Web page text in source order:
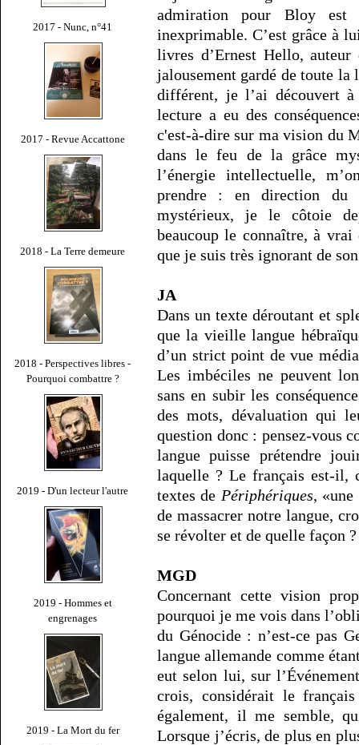
2017 - Nunc, n°41
2017 - Revue Accattone
2018 - La Terre demeure
2018 - Perspectives libres -
Pourquoi combattre ?
2019 - D'un lecteur l'autre
2019 - Hommes et
engrenages
2019 - La Mort du fer
admiration pour Bloy
inexprimable. C’est grâce à
livres d’Ernest Hello,
jalousement gardé de toute
différent, je l’ai découvert
lecture a eu des
c'est-à-dire sur ma vision du
dans le feu de la grâce
l’énergie intellectuelle,
prendre : en direction du
mystérieux, je le côtoie
beaucoup le connaître, à
que je suis très ignorant de
JA
Dans un texte déroutant et
que la vieille langue
d’un strict point de vue
Les imbéciles ne peuvent
sans en subir les
des mots, dévaluation qui
question donc : pensez-vous
langue puisse prétendre
laquelle ? Le français est-il,
textes de Périphériques,
de massacrer notre langue,
se révolter et de quelle façon ?
MGD
Concernant cette vision
pourquoi je me vois dans
du Génocide : n’est-ce pas
langue allemande comme
eut selon lui, sur
crois, considérait le
également, il me semble,
Lorsque j’écris, de plus en